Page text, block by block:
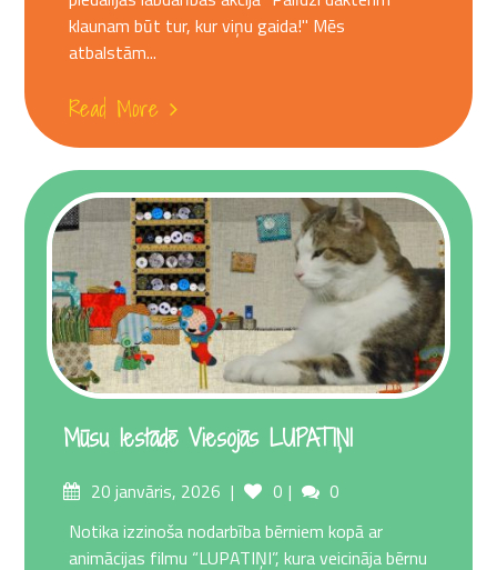
klaunam būt tur, kur viņu gaida!" Mēs
atbalstām...
Read More
Mūsu Iestādē Viesojās LUPATIŅI
Posted20 janvāris, 2026 0 Comments
0
Notika izzinoša nodarbība bērniem kopā ar
animācijas filmu “LUPATIŅI”, kura veicināja bērnu